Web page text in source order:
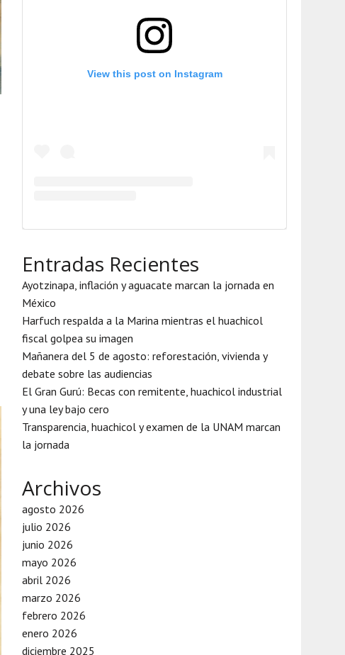
View this post on Instagram
Entradas Recientes
Ayotzinapa, inflación y aguacate marcan la jornada en
México
Harfuch respalda a la Marina mientras el huachicol
fiscal golpea su imagen
Mañanera del 5 de agosto: reforestación, vivienda y
debate sobre las audiencias
El Gran Gurú: Becas con remitente, huachicol industrial
y una ley bajo cero
Transparencia, huachicol y examen de la UNAM marcan
la jornada
Archivos
agosto 2026
julio 2026
junio 2026
mayo 2026
abril 2026
marzo 2026
febrero 2026
enero 2026
diciembre 2025